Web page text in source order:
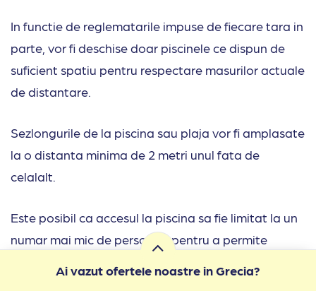
In functie de reglematarile impuse de fiecare tara in
parte, vor fi deschise doar piscinele ce dispun de
suficient spatiu pentru respectare masurilor actuale
de distantare.
Sezlongurile de la piscina sau plaja vor fi amplasate
la o distanta minima de 2 metri unul fata de
celalalt.
Este posibil ca accesul la piscina sa fie limitat la un
numar mai mic de persoane pentru a permite
Ai vazut ofertele noastre in Grecia?